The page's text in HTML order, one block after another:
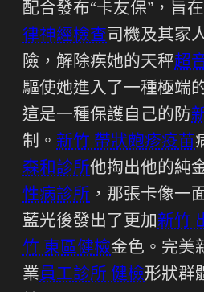
配合發布“卡友保”，旨
律神經檢查司機及其家
險，解除疾她的天秤超
驅使她進入了一種極端
這是一種保護自己的防
制。 新竹 帶狀皰疹疫苗
森和診所他掏出他的純
性病診所 ，那張卡像一
藍光後發出了更加新竹
竹 東區健檢金色。完美
業員工診所 健檢形狀群